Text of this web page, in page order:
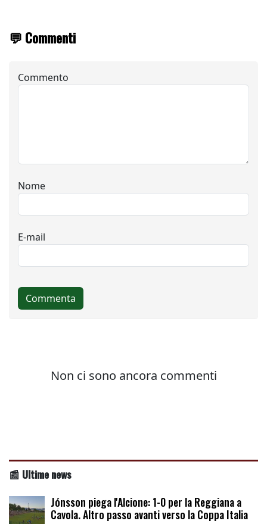
💬 Commenti
📰 Ultime news
Jónsson piega l'Alcione: 1-0 per la Reggiana a
Cavola. Altro passo avanti verso la Coppa Italia